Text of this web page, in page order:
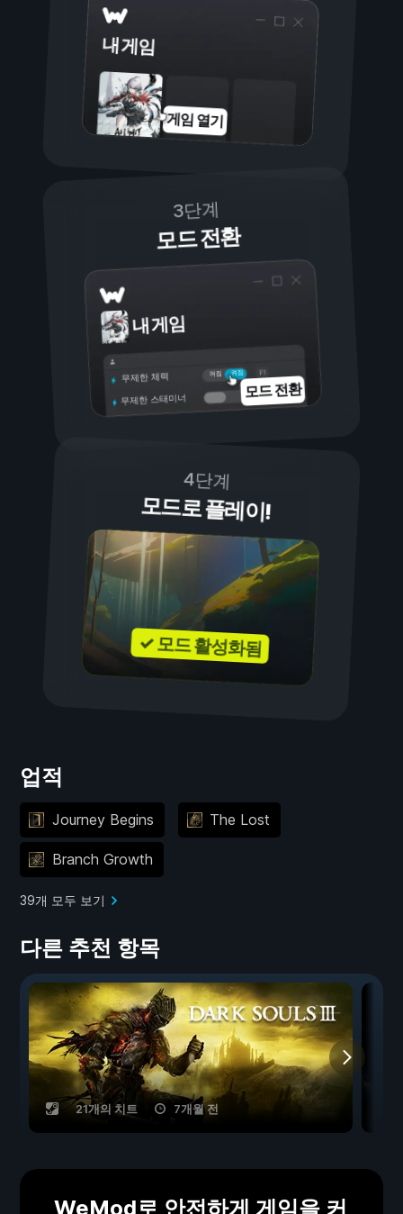
내 게임
게임 열기
3단계
모드 전환
내 게임
켜짐
꺼짐
무제한 체력
무제한 스태미너 모드 전환
4단계
모드로 플레이!
✓ 모드 활성화됨
업적
Journey Begins The Lost
Branch Growth
39개 모두 보기
다른 추천 항목
21개의 치트 7개월 전
WeMod로 안전하게 게임을 커